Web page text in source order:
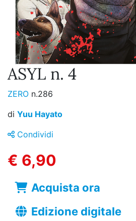
ASYL n. 4
ZERO n.286
di Yuu Hayato
Condividi
€ 6,90
Acquista ora
Edizione digitale